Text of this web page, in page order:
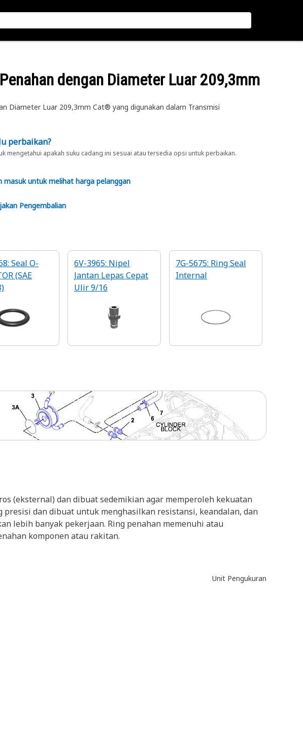
dengan Diameter Luar 209,3mm
Diameter Luar 209,3mm Cat® yang digunakan dalam Transmisi
perbaikan?
mengetahui apakah suku cadang ini sesuai atau tersedia opsi untuk perbaikan.
masuk untuk melihat harga pelanggan
Pengembalian
Seal O-
(SAE
6V-3965: Nipel
Jantan Lepas Cepat
Ulir 9/16
7G-5675: Ring Seal
Internal
(eksternal) dan dibuat sedemikian agar memperoleh kekuatan
dan dibuat untuk menghasilkan resistansi, keandalan, dan
lebih banyak pekerjaan. Ring penahan memenuhi atau
komponen atau rakitan.
Unit Pengukuran